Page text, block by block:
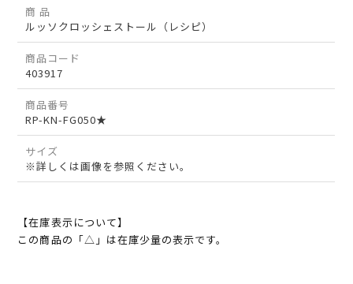
商 品
ルッソクロッシェストール（レシピ）
商品コード
403917
商品番号
RP-KN-FG050★
サイズ
※詳しくは画像を参照ください。
【在庫表示について】
この商品の「△」は在庫少量の表示です。